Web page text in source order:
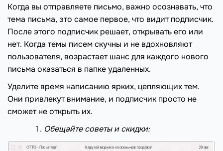
Когда вы отправляете письмо, важно осознавать, что
тема письма, это самое первое, что видит подписчик.
После этого подписчик решает, открывать его или
нет. Когда темы писем скучны и не вдохновляют
пользователя, возрастает шанс для каждого нового
письма оказаться в папке удаленных.
Уделите время написанию ярких, цепляющих тем.
Они привлекут внимание, и подписчик просто не
сможет не открыть их.
Обещайте советы и скидки: